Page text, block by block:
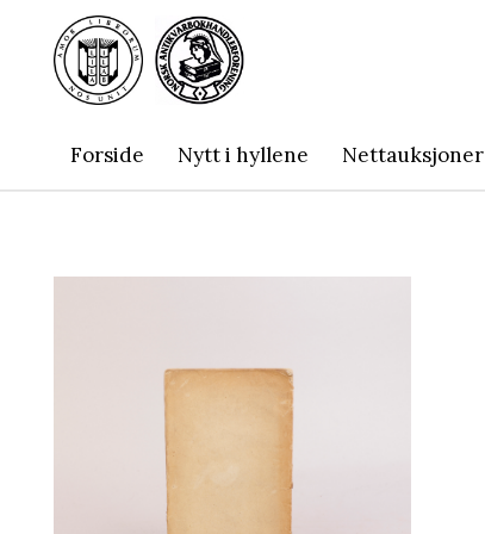
Forside Nytt i hyllene Nettauksjoner